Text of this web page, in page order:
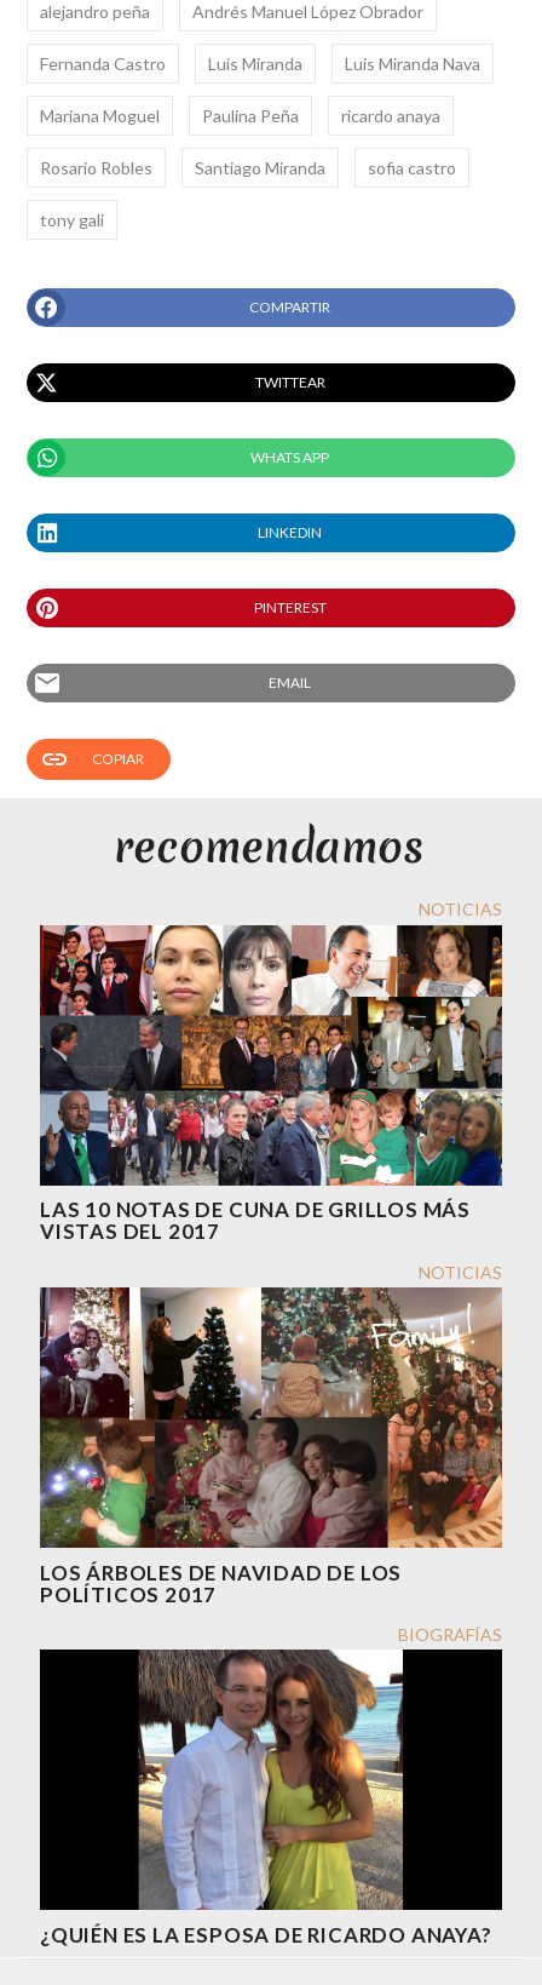
alejandro peña Andrés Manuel López Obrador
Fernanda Castro Luis Miranda Luis Miranda Nava
Mariana Moguel Paulina Peña ricardo anaya
Rosario Robles Santiago Miranda sofia castro
tony gali
COMPARTIR
TWITTEAR
WHATS APP
LINKEDIN
PINTEREST
email EMAIL
link COPIAR
NOTICIAS
LAS 10 NOTAS DE CUNA DE GRILLOS MÁS
VISTAS DEL 2017
NOTICIAS
LOS ÁRBOLES DE NAVIDAD DE LOS
POLÍTICOS 2017
BIOGRAFÍAS
¿QUIÉN ES LA ESPOSA DE RICARDO ANAYA?